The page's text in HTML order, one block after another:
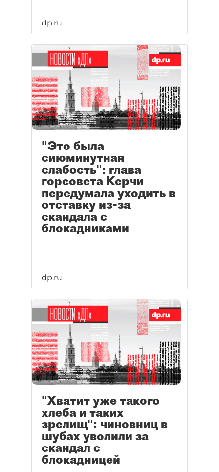
dp.ru
"Это была
сиюминутная
слабость": глава
горсовета Керчи
передумала уходить в
отставку из-за
скандала с
блокадниками
dp.ru
"Хватит уже такого
хлеба и таких
зрелищ": чиновниц в
шубах уволили за
скандал с
блокадницей